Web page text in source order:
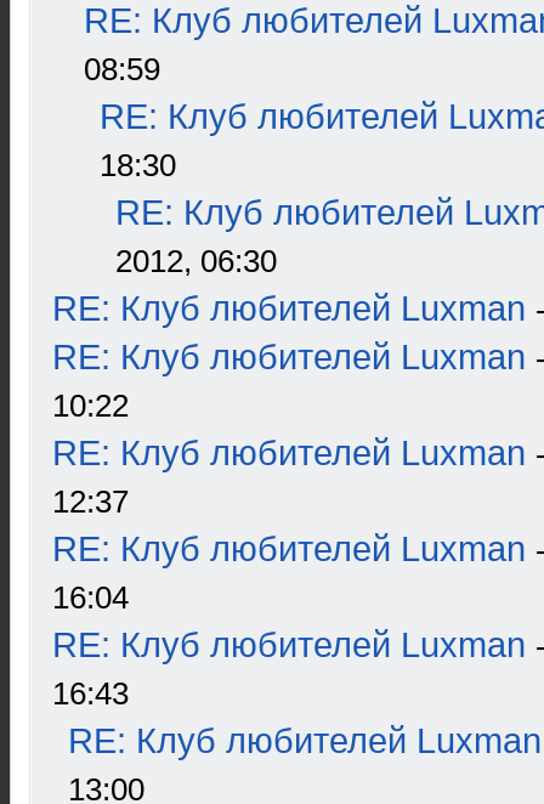
RE: Клуб любителей
08:59
RE: Клуб любителей
18:30
RE: Клуб любителей
2012, 06:30
RE: Клуб любителей Luxman
RE: Клуб любителей Luxman
10:22
RE: Клуб любителей Luxman
12:37
RE: Клуб любителей Luxman
16:04
RE: Клуб любителей Luxman
16:43
RE: Клуб любителей Luxman
13:00